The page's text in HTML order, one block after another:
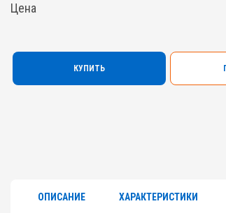
Цена
КУПИТЬ
ОПИСАНИЕ ХАРАКТЕРИСТИКИ